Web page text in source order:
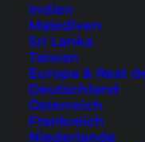
Indien
Malediven
Sri Lanka
Taiwan
Europa & Rest
Deutschland
Österreich
Frankreich
Niederlande
Von Thailand
Indonesien: 12 der
Südostasiens.